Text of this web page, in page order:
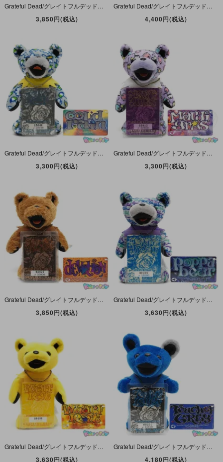
3,850円(税込) 4,400円(税込)
3,300円(税込) 3,300円(税込)
3,850円(税込) 3,630円(税込)
3,630円(税込) 4,180円(税込)